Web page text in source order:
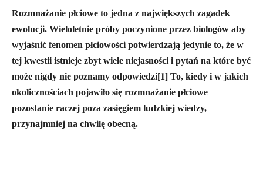
Rozmnażanie płciowe to jedna z największych zagadek
ewolucji. Wieloletnie próby poczynione przez biologów aby
wyjaśnić fenomen płciowości potwierdzają jedynie to, że w
tej kwestii istnieje zbyt wiele niejasności i pytań na które być
może nigdy nie poznamy odpowiedzi[1] To, kiedy i w jakich
okolicznościach pojawiło się rozmnażanie płciowe
pozostanie raczej poza zasięgiem ludzkiej wiedzy,
przynajmniej na chwilę obecną.